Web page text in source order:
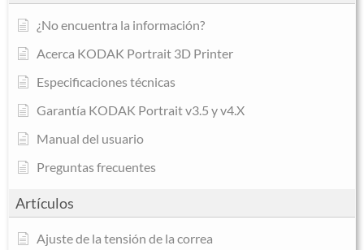
¿No encuentra la información?
Acerca KODAK Portrait 3D Printer
Especificaciones técnicas
Garantía KODAK Portrait v3.5 y v4.X
Manual del usuario
Preguntas frecuentes
Artículos
Ajuste de la tensión de la correa